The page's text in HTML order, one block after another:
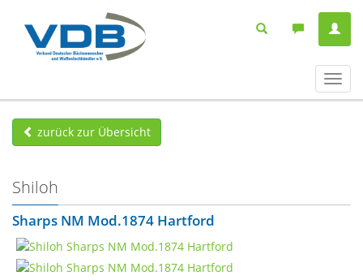
ein-/
zurück zur Übersicht
Shiloh
Sharps NM Mod.1874 Hartford